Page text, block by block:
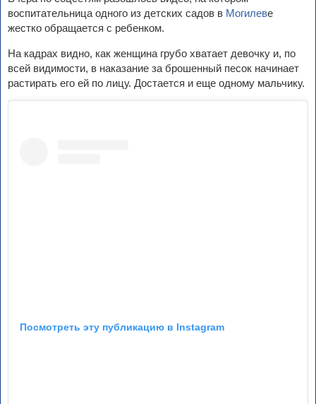
воспитательница одного из детских садов в Могилеве
жестко обращается с ребенком.
На кадрах видно, как женщина грубо хватает девочку и, по
всей видимости, в наказание за брошенный песок начинает
растирать его ей по лицу. Достается и еще одному мальчику.
Посмотреть эту публикацию в Instagram